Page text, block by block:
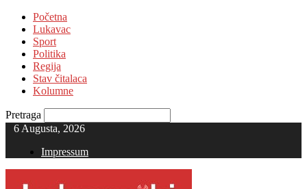
Početna
Lukavac
Sport
Politika
Regija
Stav čitalaca
Kolumne
Pretraga
6 Augusta, 2026
Impressum